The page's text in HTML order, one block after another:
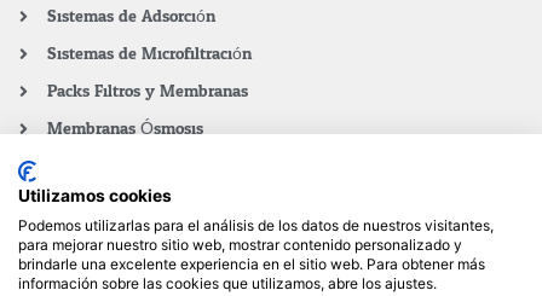
Sistemas de Adsorción
Sistemas de Microfiltración
Packs Filtros y Membranas
Membranas Ósmosis
Filtros sedimentos
Filtro desionizador
Porta-Filtros de agua
Utilizamos cookies
Podemos utilizarlas para el análisis de los datos de nuestros visitantes,
para mejorar nuestro sitio web, mostrar contenido personalizado y
brindarle una excelente experiencia en el sitio web. Para obtener más
información sobre las cookies que utilizamos, abre los ajustes.